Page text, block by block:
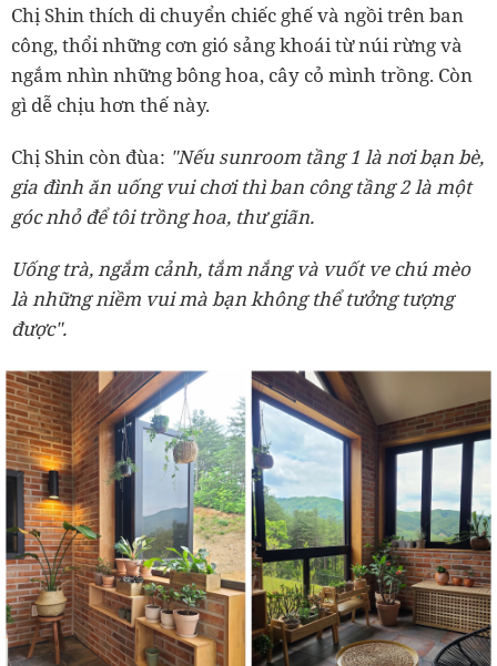
Chị Shin thích di chuyển chiếc ghế và ngồi trên ban
công, thổi những cơn gió sảng khoái từ núi rừng và
ngắm nhìn những bông hoa, cây cỏ mình trồng. Còn
gì dễ chịu hơn thế này.
Chị Shin còn đùa: "Nếu sunroom tầng 1 là nơi bạn bè,
gia đình ăn uống vui chơi thì ban công tầng 2 là một
góc nhỏ để tôi trồng hoa, thư giãn.
Uống trà, ngắm cảnh, tắm nắng và vuốt ve chú mèo
là những niềm vui mà bạn không thể tưởng tượng
được".